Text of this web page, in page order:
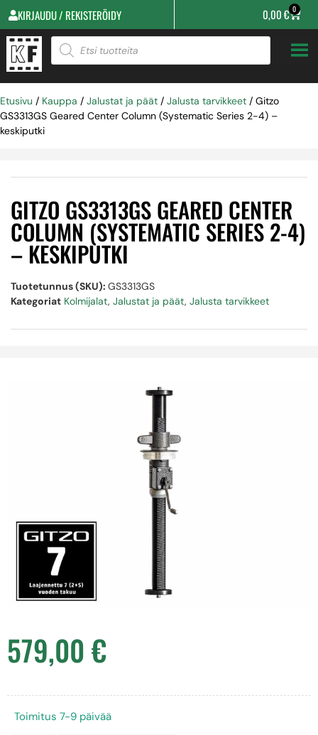
KIRJAUDU / REKISTERÖIDY 0,00€ 0
Etusivu / Kauppa / Jalustat ja päät / Jalusta tarvikkeet / Gitzo
GS3313GS Geared Center Column (Systematic Series 2-4) –
keskiputki
GITZO GS3313GS GEARED CENTER
COLUMN (SYSTEMATIC SERIES 2-4)
– KESKIPUTKI
Tuotetunnus (SKU): GS3313GS
Kategoriat Kolmijalat, Jalustat ja päät, Jalusta tarvikkeet
579,00€
Toimitus 7-9 päivää